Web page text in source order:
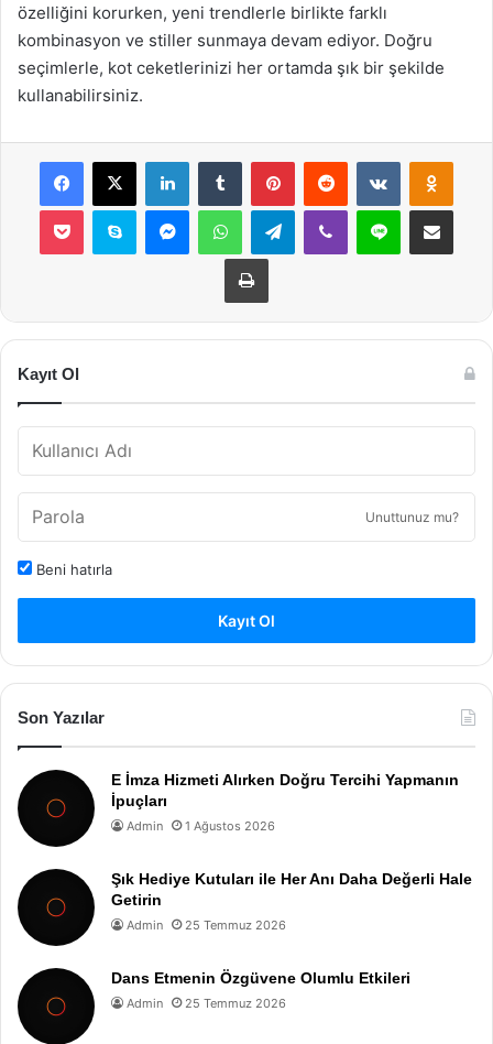
özelliğini korurken, yeni trendlerle birlikte farklı
kombinasyon ve stiller sunmaya devam ediyor. Doğru
seçimlerle, kot ceketlerinizi her ortamda şık bir şekilde
kullanabilirsiniz.
Facebook
X LinkedInTumblr PinterestReddit VKontakte
Pocket Skype MessengerWhatsAppTelegramViber Line E-Posta ile
Yazdır
Kayıt Ol
Unuttunuz mu?
Beni hatırla
Kayıt Ol
Son Yazılar
E İmza Hizmeti Alırken Doğru Tercihi Yapmanın
İpuçları
Admin 1 Ağustos 2026
Şık Hediye Kutuları ile Her Anı Daha Değerli Hale
Getirin
Admin 25 Temmuz 2026
Dans Etmenin Özgüvene Olumlu Etkileri
Admin 25 Temmuz 2026